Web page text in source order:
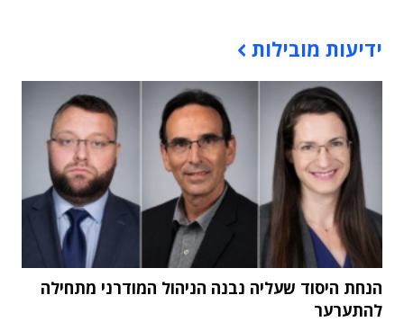
ידיעות מובילות
הנחת היסוד שעליה נבנה הניהול המודרני מתחילה
להתערער